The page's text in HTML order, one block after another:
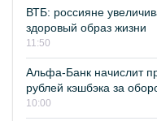
ВТБ: россияне
здоровый образ жизни
11:50
Альфа-Банк начислит
рублей кэшбэка за
10:00